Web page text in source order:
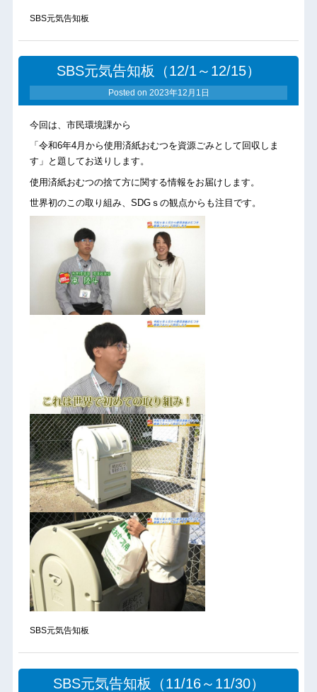
SBS元気告知板
SBS元気告知板（12/1～12/15）
Posted on 2023年12月1日
今回は、市民環境課から
「令和6年4月から使用済紙おむつを資源ごみとして回収しま
す」と題してお送りします。
使用済紙おむつの捨て方に関する情報をお届けします。
世界初のこの取り組み、SDGｓの観点からも注目です。
SBS元気告知板
SBS元気告知板（11/16～11/30）